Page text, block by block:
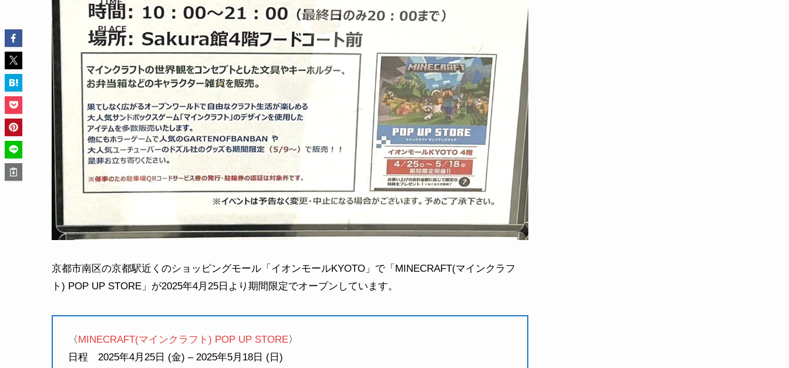
京都市南区の京都駅近くのショッピングモール「イオンモールKYOTO」で「MINECRAFT(マインクラフ
ト) POP UP STORE」が2025年4月25日より期間限定でオープンしています。
〈 MINECRAFT(マインクラフト) POP UP STORE〉
日程 2025年4月25日 (金) – 2025年5月18日 (日)